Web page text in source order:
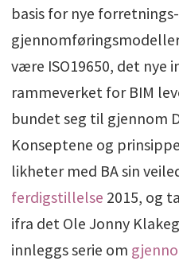
basis for nye
være ISO19650, det nye
rammeverket for BIM
bundet seg til gjennom
Konseptene og
likheter med BA sin
ferdigstillelse 2015, og
ifra det Ole Jonny
innleggs serie om